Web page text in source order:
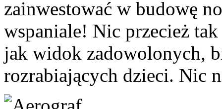
zainwestować w budowę
wspaniale! Nic przecież
jak widok zadowolonych,
rozrabiających dzieci. Nic